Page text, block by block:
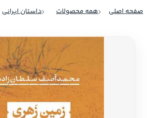
ادبیات انگلیس
ادبیات فرانسه
ادبیات ایتالیا
ادبیات روسیه
ادبیات آمریکای لاتین
صفحه اصلی همه محصولات داستان ایرانی